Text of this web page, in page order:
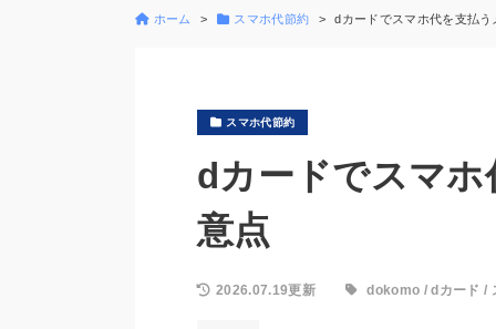
ホーム スマホ代節約 dカードでスマホ代を支払
スマホ代節約
dカードでスマ
意点
2026.07.19更新 dokomo /dカード /